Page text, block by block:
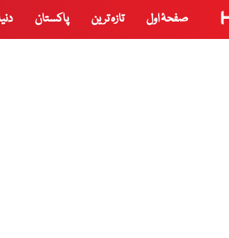
صفحۂ اول تازہ ترین پاکستان